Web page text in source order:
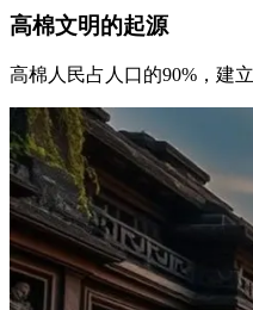
高棉文明的起源
高棉人民占人口的90%，建